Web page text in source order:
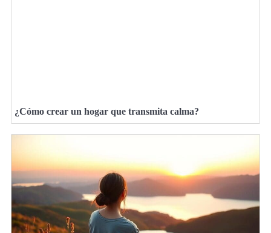
¿Cómo crear un hogar que transmita calma?